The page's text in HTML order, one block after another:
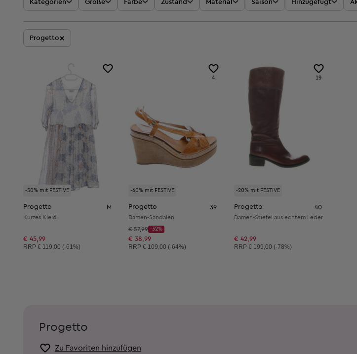
Kategorien Größe Farbe Zustand Material Saison Hinzugefügt
Progetto×
-50% mit FESTIVE
Progetto M
Kurzes Kleid
€ 45,99
Unverbindliche Preisempfehlung:
RRP € 119,00 (-61%)
-60% mit FESTIVE
4
Progetto 39
Damen-Sandalen
Startpreis:
€ 57,99
Discount Price:
-32%
Reduzierter Preis:
€ 38,99
Unverbindliche Preisempfehlung:
RRP€ 109,00 (-64%)
-20% mit FESTIVE
19
Progetto 40
Damen-Stiefel aus echtem Leder
€ 42,99
Unverbindliche Preisempfehlung:
RRP € 199,00 (-78%)
Progetto
Zu Favoriten hinzufügen